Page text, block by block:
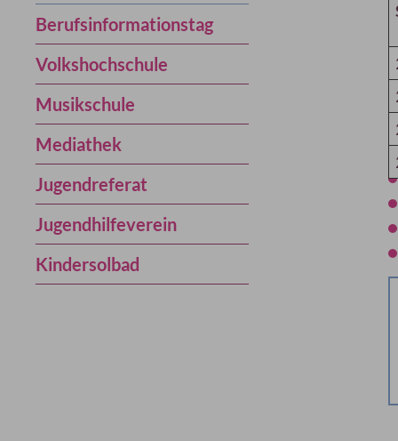
Berufsinformationstag
Volkshochschule
Musikschule
Mediathek
Jugendreferat
Jugendhilfeverein
Kindersolbad